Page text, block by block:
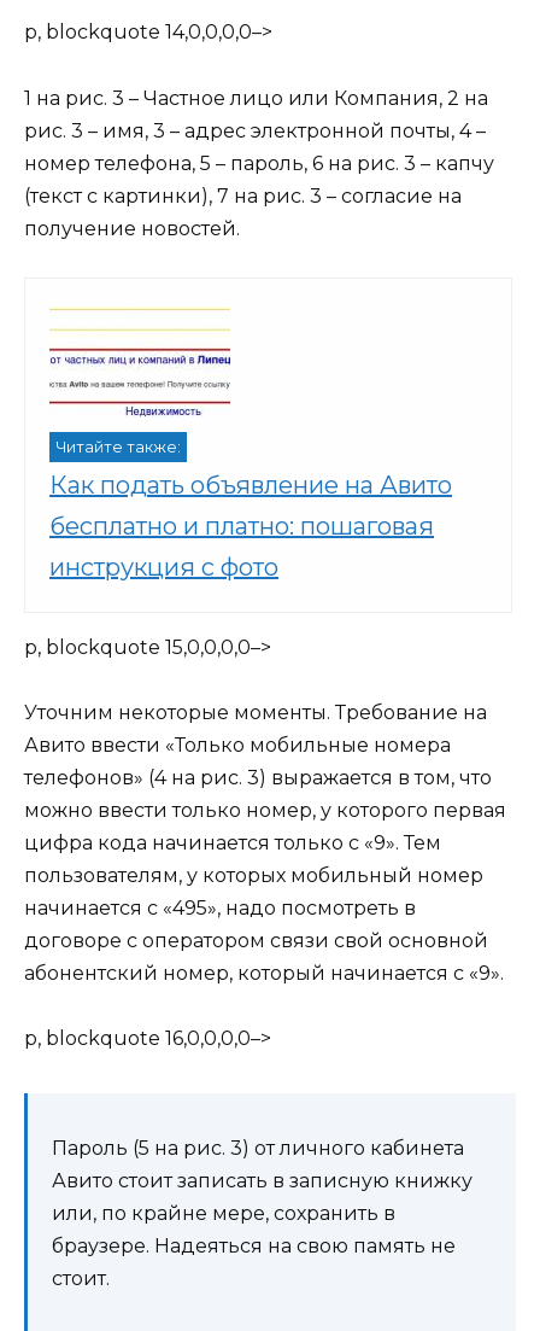
p, blockquote 14,0,0,0,0–>
1 на рис. 3 – Частное лицо или Компания, 2 на
рис. 3 – имя, 3 – адрес электронной почты, 4 –
номер телефона, 5 – пароль, 6 на рис. 3 – капчу
(текст с картинки), 7 на рис. 3 – согласие на
получение новостей.
Читайте также:
Как подать объявление на Авито
бесплатно и платно: пошаговая
инструкция с фото
p, blockquote 15,0,0,0,0–>
Уточним некоторые моменты. Требование на
Авито ввести «Только мобильные номера
телефонов» (4 на рис. 3) выражается в том, что
можно ввести только номер, у которого первая
цифра кода начинается только с «9». Тем
пользователям, у которых мобильный номер
начинается с «495», надо посмотреть в
договоре с оператором связи свой основной
абонентский номер, который начинается с «9».
p, blockquote 16,0,0,0,0–>
Пароль (5 на рис. 3) от личного кабинета
Авито стоит записать в записную книжку
или, по крайне мере, сохранить в
браузере. Надеяться на свою память не
стоит.